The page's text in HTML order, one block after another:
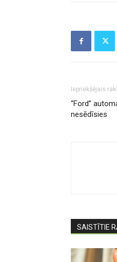
Iepriekšējais
“Ford”
nesēdīsies
SAISTĪTIE